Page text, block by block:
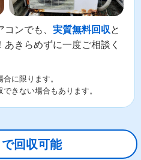
ンでも、 実質無料回収と
きらめずに一度ご相談く
に限ります。
きない場合もあります。
回収可能